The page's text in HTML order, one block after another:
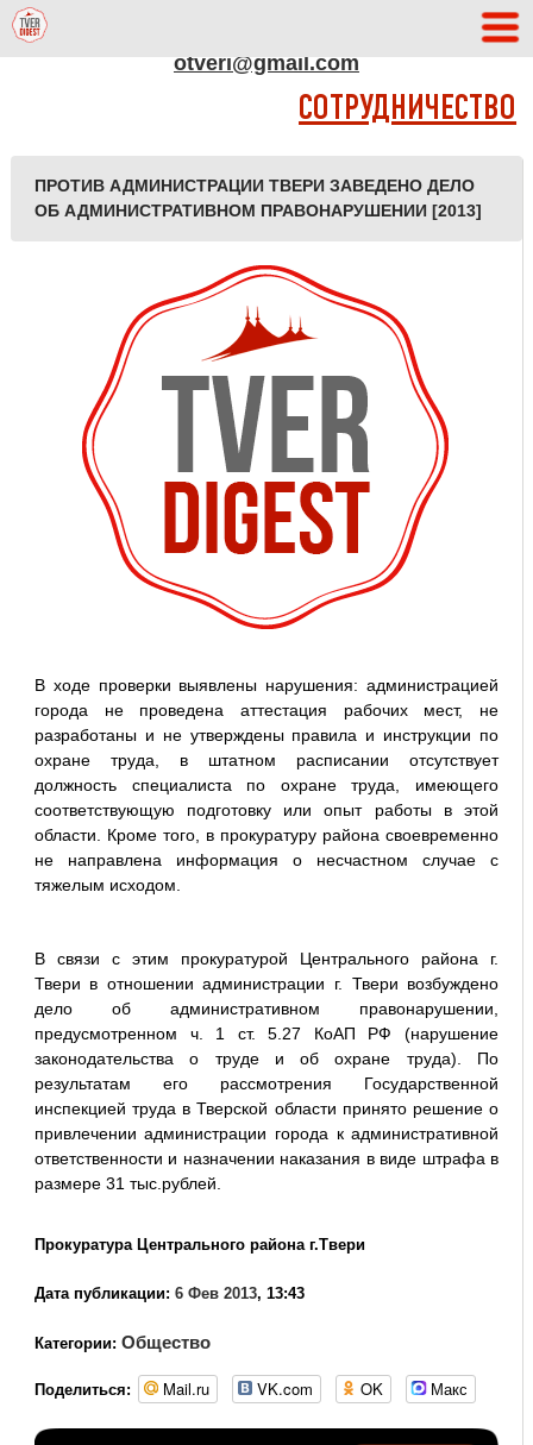
otveri@gmail.com
СОТРУДНИЧЕСТВО
ПРОТИВ АДМИНИСТРАЦИИ ТВЕРИ ЗАВЕДЕНО ДЕЛО
ОБ АДМИНИСТРАТИВНОМ ПРАВОНАРУШЕНИИ [2013]
В ходе проверки выявлены нарушения: администрацией
города не проведена аттестация рабочих мест, не
разработаны и не утверждены правила и инструкции по
охране труда, в штатном расписании отсутствует
должность специалиста по охране труда, имеющего
соответствующую подготовку или опыт работы в этой
области. Кроме того, в прокуратуру района своевременно
не направлена информация о несчастном случае с
тяжелым исходом.
В связи с этим прокуратурой Центрального района г.
Твери в отношении администрации г. Твери возбуждено
дело об административном правонарушении,
предусмотренном ч. 1 ст. 5.27 КоАП РФ (нарушение
законодательства о труде и об охране труда). По
результатам его рассмотрения Государственной
инспекцией труда в Тверской области принято решение о
привлечении администрации города к административной
ответственности и назначении наказания в виде штрафа в
размере 31 тыс.рублей.
Прокуратура Центрального района г.Твери
Дата публикации: 6 Фев 2013, 13:43
Категории: Общество
Поделиться: Mail.ru VK.com OK Макс